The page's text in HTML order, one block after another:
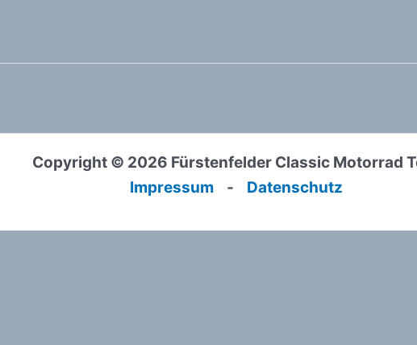
Copyright © 2026 Fürstenfelder Classic Motorrad
Impressum - Datenschutz